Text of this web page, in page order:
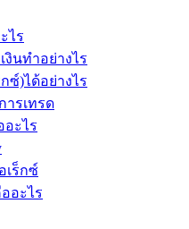
ไร
งินทำอย่างไร
ซ์)ได้อย่างไร
ารเทรด
อะไร
เร็กซ์
ออะไร